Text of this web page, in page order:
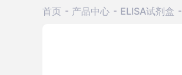
首页 产品中心 ELISA试剂盒